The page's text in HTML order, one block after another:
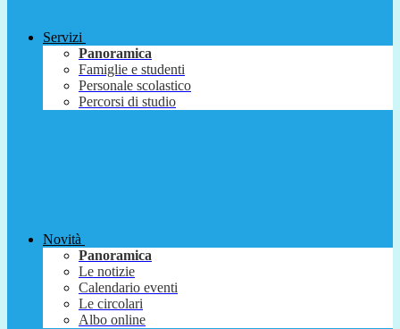
Servizi
Panoramica
Famiglie e studenti
Personale scolastico
Percorsi di studio
Novità
Panoramica
Le notizie
Calendario eventi
Le circolari
Albo online